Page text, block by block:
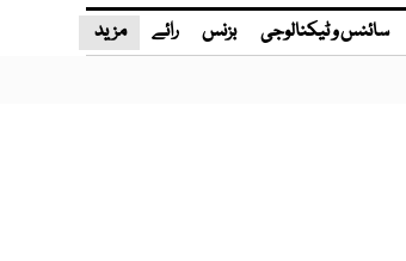
سائنس و ٹیکنالوجی بزنس رائے مزید